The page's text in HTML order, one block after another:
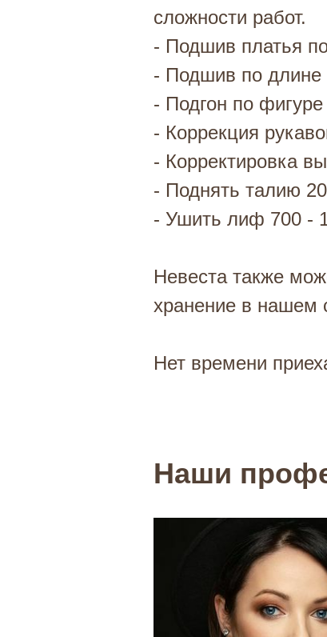
сложности работ.
- Подшив платья
- Подшив по длине
- Подгон по
- Коррекция
- Корректировка
- Поднять талию
- Ушить лиф 700 -
Невеста также
хранение в нашем
Нет времени
Наши